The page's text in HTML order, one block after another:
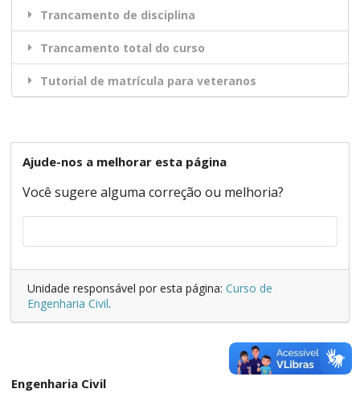
Trancamento de disciplina
Trancamento total do curso
Tutorial de matrícula para veteranos
Ajude-nos a melhorar esta página
Você sugere alguma correção ou melhoria?
Unidade responsável por esta página: Curso de
Engenharia Civil.
Engenharia Civil